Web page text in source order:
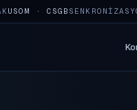
USOM · CSGB